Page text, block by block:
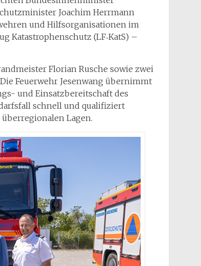
Joachim Herrmann
und Hilfsorganisationen im
Katastrophenschutz (LF‑KatS) –
Florian Rusche sowie zwei
Feuerwehr Jesenwang übernimmt
und Einsatzbereitschaft des
schnell und qualifiziert
Lagen.